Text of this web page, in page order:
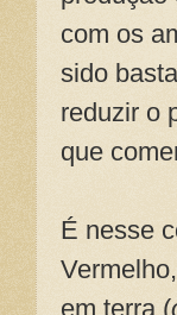
com os
sido
reduzir o
que
É nesse
em terra (